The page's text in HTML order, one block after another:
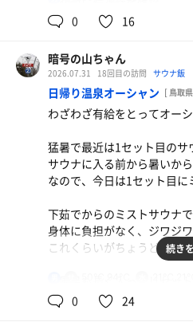
サ前水分補給したが、噴出
身体を清めて、下茹で。褐
り。
ビート板をとってサ室へ。
座面は2段で詰めれば6人、
テレビなしで温度計と5分砂
熱源は遠赤外線ストーブ。
温度計は80℃台を行ったり
室だ。
水風呂が問題。
給水量が少なく、オーバー
0 16
暗号の山ちゃん
2026.07.31 18回目の訪問 サウナ飯
日帰り温泉オーシャン [ 鳥取
わざわざ有給をとってオー
猛暑で最近は1セット目のサ
サウナに入る前から暑いから
なので、今日は1セット目に
下茹でからのミストサウナで
身体に負担がなく、ジワジワ
これくらいがちょうどいいか
続き
0 24